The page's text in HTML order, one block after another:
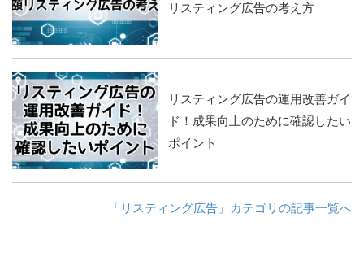
リスティング広告の考え方
リスティング広告の運用改善ガイ
ド！成果向上のために確認したい
ポイント
「リスティング広告」カテゴリの記事一覧へ